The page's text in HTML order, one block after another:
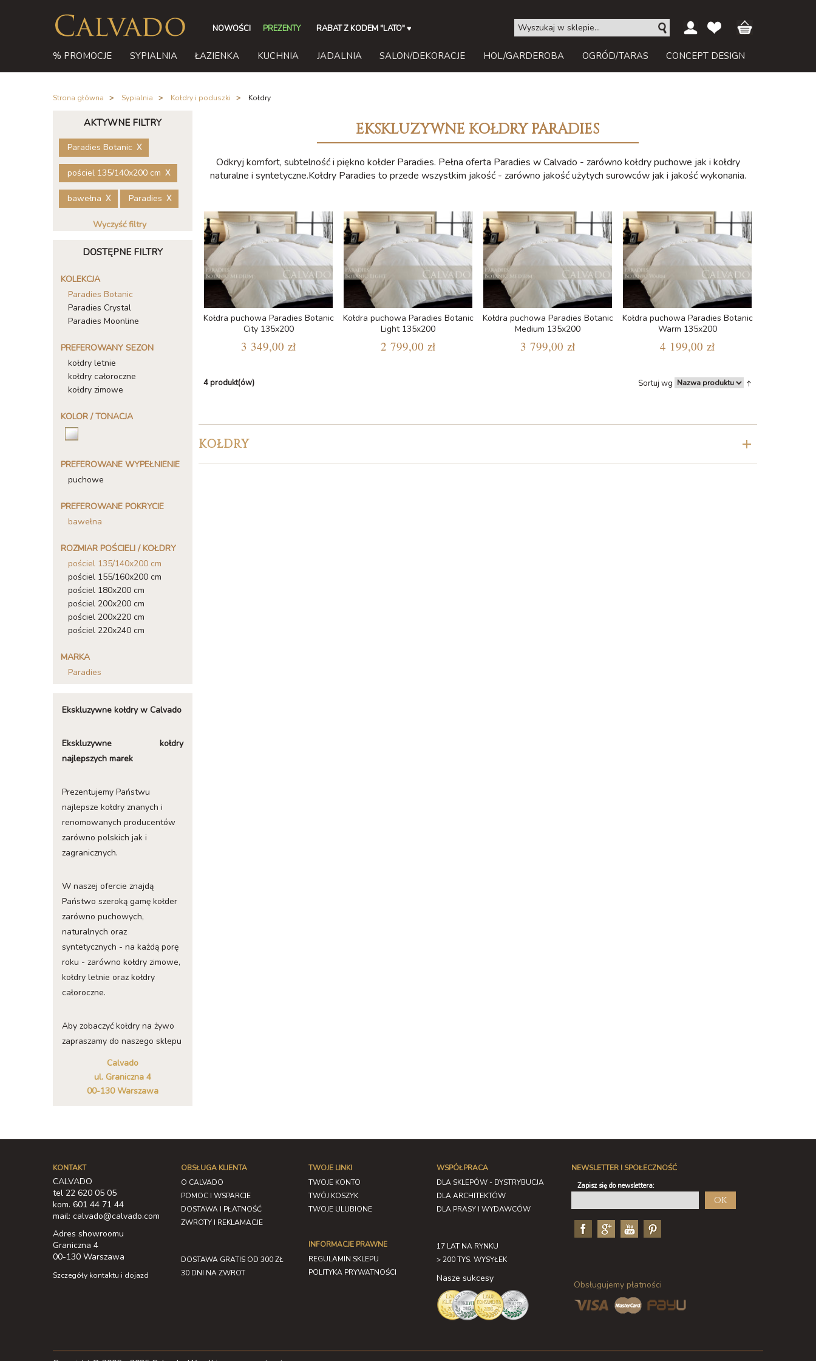
NOWOŚCI PREZENTY RABAT Z KODEM "LATO"♥
% PROMOCJE SYPIALNIA ŁAZIENKA KUCHNIA JADALNIA SALON/DEKORACJE HOL/GARDEROBA OGRÓD/TARAS CONCEPT DESIGN
Strona główna Sypialnia Kołdry i poduszki Kołdry
AKTYWNE FILTRY
Paradies Botanic
pościel 135/140x200 cm
bawełna Paradies
Wyczyść filtry
DOSTĘPNE FILTRY
KOLEKCJA
Paradies Botanic
Paradies Crystal
Paradies Moonline
PREFEROWANY SEZON
kołdry letnie
kołdry całoroczne
kołdry zimowe
KOLOR / TONACJA
PREFEROWANE WYPEŁNIENIE
puchowe
PREFEROWANE POKRYCIE
bawełna
ROZMIAR POŚCIELI / KOŁDRY
pościel 135/140x200 cm
pościel 155/160x200 cm
pościel 180x200 cm
pościel 200x200 cm
pościel 200x220 cm
pościel 220x240 cm
MARKA
Paradies
Ekskluzywne kołdry w Calvado
Ekskluzywne kołdry
najlepszych marek
Prezentujemy Państwu
najlepsze kołdry znanych i
renomowanych producentów
zarówno polskich jak i
zagranicznych.
W naszej ofercie znajdą
Państwo szeroką gamę kołder
zarówno puchowych,
naturalnych oraz
syntetycznych - na każdą porę
roku - zarówno kołdry zimowe,
kołdry letnie oraz kołdry
całoroczne.
Aby zobaczyć kołdry na żywo
zapraszamy do naszego sklepu
Calvado
ul. Graniczna 4
00-130 Warszawa
EKSKLUZYWNE KOŁDRY PARADIES
Odkryj komfort, subtelność i piękno kołder Paradies. Pełna oferta Paradies w Calvado - zarówno kołdry puchowe jak i kołdry
naturalne i syntetyczne.Kołdry Paradies to przede wszystkim jakość - zarówno jakość użytych surowców jak i jakość wykonania.
Kołdra puchowa Paradies Botanic
City 135x200
3 349,00 zł
Kołdra puchowa Paradies Botanic
Light 135x200
2 799,00 zł
Kołdra puchowa Paradies Botanic
Medium 135x200
3 799,00 zł
Kołdra puchowa Paradies Botanic
Warm 135x200
4 199,00 zł
4 produkt(ów) Sortuj wg
KOŁDRY
KONTAKT
CALVADO
tel 22 620 05 05
kom. 601 44 71 44
mail: calvado@calvado.com
Adres showroomu
Graniczna 4
00-130 Warszawa
Szczegóły kontaktu i dojazd
OBSŁUGA KLIENTA
O CALVADO
POMOC I WSPARCIE
DOSTAWA I PŁATNOŚĆ
ZWROTY I REKLAMACJE
DOSTAWA GRATIS OD 300 ZŁ
30 DNI NA ZWROT
TWOJE LINKI
TWOJE KONTO
TWÓJ KOSZYK
TWOJE ULUBIONE
INFORMACJE PRAWNE
REGULAMIN SKLEPU
POLITYKA PRYWATNOŚCI
WSPÓŁPRACA
DLA SKLEPÓW - DYSTRYBUCJA
DLA ARCHITEKTÓW
DLA PRASY I WYDAWCÓW
17 LAT NA RYNKU
> 200 TYS. WYSYŁEK
Nasze sukcesy
NEWSLETTER I SPOŁECZNOŚĆ
Zapisz się do newslettera:
OK
Obsługujemy płatności